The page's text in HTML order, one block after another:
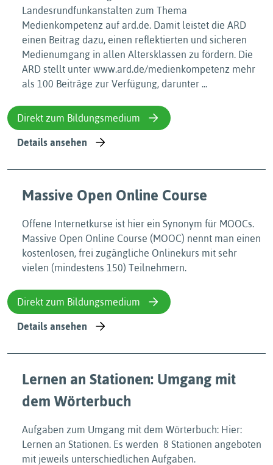
Landesrundfunkanstalten zum Thema
Medienkompetenz auf ard.de. Damit leistet die ARD
einen Beitrag dazu, einen reflektierten und sicheren
Medienumgang in allen Altersklassen zu fördern. Die
ARD stellt unter www.ard.de/medienkompetenz mehr
als 100 Beiträge zur Verfügung, darunter ...
Direkt zum Bildungsmedium
Details ansehen
Massive Open Online Course
Offene Internetkurse ist hier ein Synonym für MOOCs.
Massive Open Online Course (MOOC) nennt man einen
kostenlosen, frei zugängliche Onlinekurs mit sehr
vielen (mindestens 150) Teilnehmern.
Direkt zum Bildungsmedium
Details ansehen
Lernen an Stationen: Umgang mit
dem Wörterbuch
Aufgaben zum Umgang mit dem Wörterbuch: Hier:
Lernen an Stationen. Es werden 8 Stationen angeboten
mit jeweils unterschiedlichen Aufgaben.